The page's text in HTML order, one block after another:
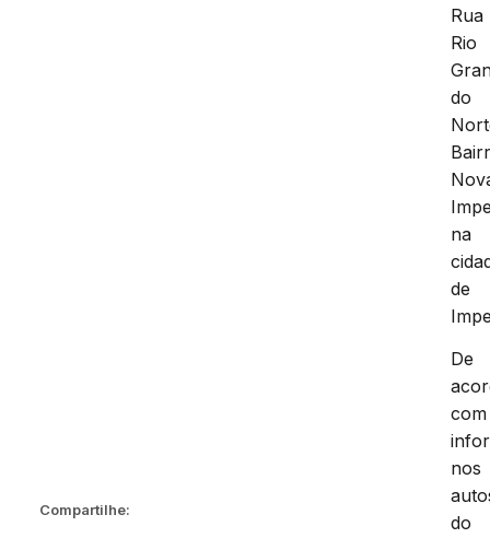
Compartilhe:
Rua
Rio
do
na
de
De
com
nos
do